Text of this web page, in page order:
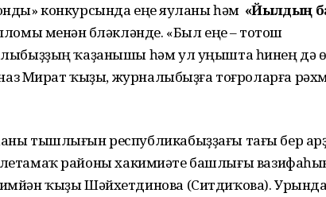
конкурсында еңеү яуланы һәм «Йылдың
менән бүләкләнде. «Был еңеү – тотош
ҡаҙанышы һәм ул уңышта һинең дә
Мират ҡыҙы, журналыбыҙға тоғроларға
тышлығын республикабыҙҙағы тағы бер
районы хакимиәте башлығы
ҡыҙы Шәйхетдинова (Ситдиҡова).